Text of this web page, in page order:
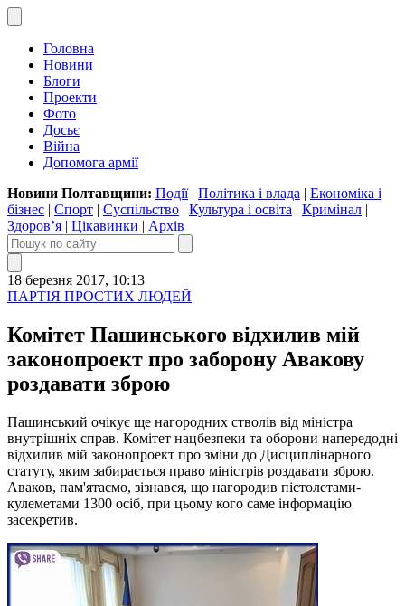
Головна
Новини
Блоги
Проекти
Фото
Досьє
Війна
Допомога армії
Новини Полтавщини: Події| Політика і влада | Економіка і
бізнес | Спорт | Суспільство | Культура і освіта | Кримінал |
Здоров’я | Цікавинки | Архів
18 березня 2017, 10:13
ПАРТІЯ ПРОСТИХ ЛЮДЕЙ
Комітет Пашинського відхилив мій
законопроект про заборону Авакову
роздавати зброю
Пашинський очікує ще нагородних стволів від міністра
внутрішніх справ. Комітет нацбезпеки та оборони напередодні
відхилив мій законопроект про зміни до Дисциплінарного
статуту, яким забирається право міністрів роздавати зброю.
Аваков, пам'ятаємо, зізнався, що нагородив пістолетами-
кулеметами 1300 осіб, при цьому кого саме інформацію
засекретив.